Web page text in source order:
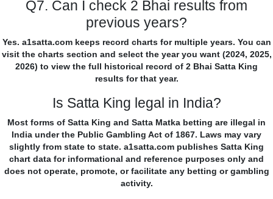
Q7. Can I check 2 Bhai results from
previous years?
Yes. a1satta.com keeps record charts for multiple years. You can
visit the charts section and select the year you want (2024, 2025,
2026) to view the full historical record of 2 Bhai Satta King
results for that year.
Is Satta King legal in India?
Most forms of Satta King and Satta Matka betting are illegal in
India under the Public Gambling Act of 1867. Laws may vary
slightly from state to state. a1satta.com publishes Satta King
chart data for informational and reference purposes only and
does not operate, promote, or facilitate any betting or gambling
activity.